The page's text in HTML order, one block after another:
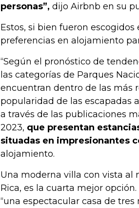
personas”, dijo Airbnb en su
Estos, si bien fueron
preferencias en alojamiento
“Según el pronóstico de
las categorías de Parques
encuentran dentro de las más
popularidad de las escapadas
a través de las publicaciones
2023, que presentan
situadas en impresionantes
alojamiento.
Una moderna villa con vista al
Rica, es la cuarta mejor
“una espectacular casa de